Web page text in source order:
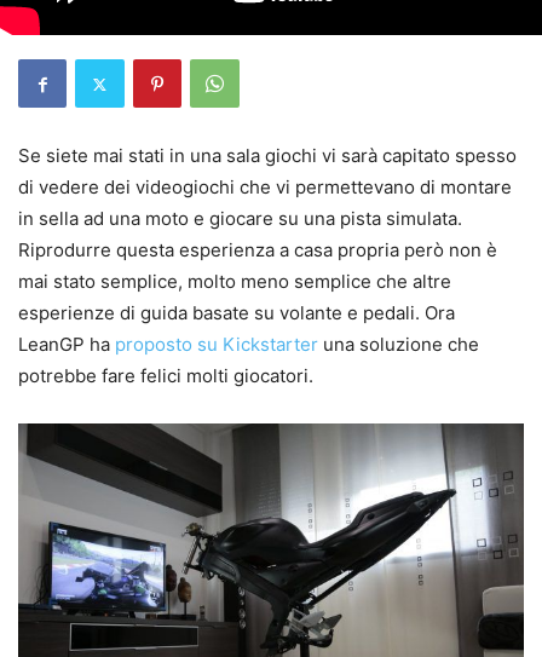
Se siete mai stati in una sala giochi vi sarà capitato spesso
di vedere dei videogiochi che vi permettevano di montare
in sella ad una moto e giocare su una pista simulata.
Riprodurre questa esperienza a casa propria però non è
mai stato semplice, molto meno semplice che altre
esperienze di guida basate su volante e pedali. Ora
LeanGP ha proposto su Kickstarter una soluzione che
potrebbe fare felici molti giocatori.